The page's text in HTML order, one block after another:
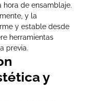
hora de ensamblaje.
y la
y estable desde
herramientas
previa.
y